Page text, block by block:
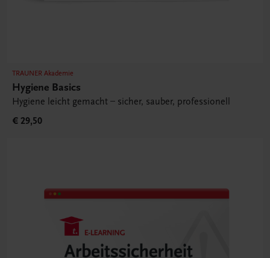
TRAUNER Akademie
Hygiene Basics
Hygiene leicht gemacht – sicher, sauber, professionell
€ 29,50